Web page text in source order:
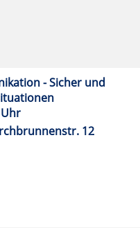
- Sicher und
Uhr
12